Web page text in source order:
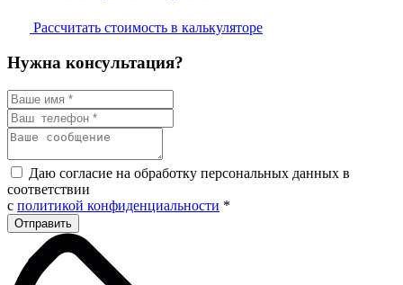
Рассчитать стоимость в калькуляторе
Нужна консультация?
Даю согласие на обработку персональных данных в
соответствии
с политикой конфиденциальности *